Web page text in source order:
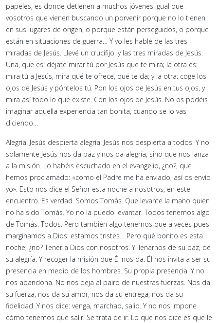
papeles, es donde detienen a muchos jóvenes igual que
vosotros que vienen buscando un porvenir porque no lo tienen
en sus lugares de origen, o porque están perseguidos, o porque
están en situaciones de guerra… Y yo les hablé de las tres
miradas de Jesús. Llevé un crucifijo, y las tres miradas de Jesús.
Una, que es: déjate mirar tú por Jesús que te mira; la otra es:
mira tú a Jesús, mira qué te ofrece, qué te da; y la otra: coge los
ojos de Jesús y póntelos tú. Pon los ojos de Jesús en tus ojos, y
mira así todo lo que existe. Con los ojos de Jesús. No os podéis
imaginar aquella experiencia tan bonita, cuando se lo vas
diciendo…
Alegría. Jesús despierta alegría. Jesús nos despierta a todos. Y no
solamente Jesús nos da paz y nos da alegría, sino que nos lanza
a la misión. Lo habéis escuchado en el evangelio, ¿no?, que
hemos proclamado: «como el Padre me ha enviado, así os envío
yo». Esto nos dice el Señor esta noche a nosotros, en este
encuentro. Es verdad. Somos Tomás. Que levante la mano quien
no ha sido Tomás. Yo no la puedo levantar. Todos tenemos algo
de Tomás. Todos. Pero también algo tenemos que a veces pues
marginamos a Dios: estamos tristes… Pero qué bonito es esta
noche, ¿no? Tener a Dios con nosotros. Y llenarnos de su paz, de
su alegría. Y recoger la misión que Él nos da. Él nos invita a ser su
presencia en medio de los hombres. Su propia presencia. Y no
nos abandona. No nos deja al pairo de nuestras fuerzas. Nos da
su fuerza, nos da su amor, nos da su entrega, nos da su
fidelidad. Y nos dice: venga, marchad, salid. Y no nos impone
cómo tenemos que salir. Se trata de ir. Lo que nos dice es que le